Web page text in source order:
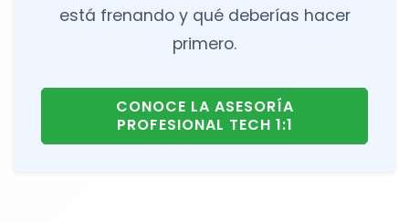
está frenando y qué deberías hacer
primero.
CONOCE LA ASESORÍA
PROFESIONAL TECH 1:1